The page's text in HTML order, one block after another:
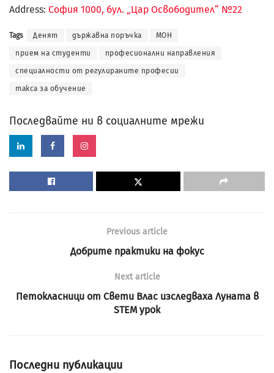
Address: София 1000, бул. „Цар Освободител“ №22
Tags Денят държавна поръчка МОН
прием на студенти професионални направления
специалности от регулираните професии
такса за обучение
Последвайте ни в социалните мрежи
Previous article
Добрите практики на фокус
Next article
Петокласници от Свети Влас изследваха Луната в
STEM урок
Последни публикации